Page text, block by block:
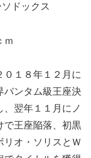
ドックス
０１８年１２月に
バンタム級王座決
翌年１１月にノ
で王座陥落、初黒
リオ・ソリスとＷ